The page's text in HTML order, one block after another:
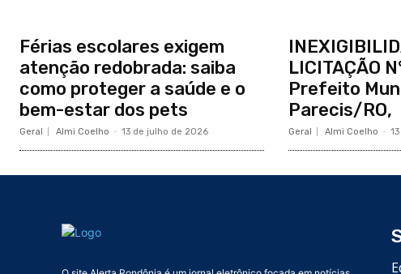
Férias escolares exigem
atenção redobrada: saiba
como proteger a saúde e o
bem-estar dos pets
Geral Almi Coelho - 13 de julho de 2026
LICITAÇÃO
Prefeito
Parecis/RO,
Geral Almi Coelho -